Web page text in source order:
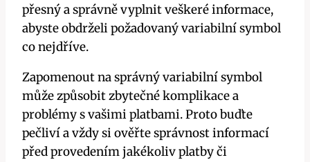
přesný a správně vyplnit veškeré informace,
abyste obdrželi požadovaný variabilní symbol
co nejdříve.
Zapomenout na správný variabilní symbol
může způsobit zbytečné komplikace a
problémy s vašimi platbami. Proto buďte
pečliví a vždy si ověřte správnost informací
před provedením jakékoliv platby či